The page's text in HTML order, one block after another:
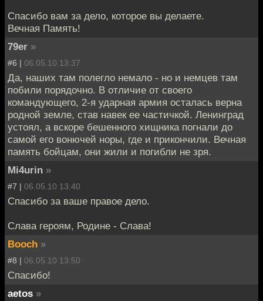
Спасибо вам за дело, которое вы делаете.
Вечная Память!
79er »
#6 | 06.05.10 13:37
Да, наших там полегло немало - но и немцев там
побили порядочно. В отличие от своего
командующего, 2-я ударная армия осталась верна
родной земле, став навек ее частичкой. Ленинград
устоял, а вскоре бешенного хищника погнали до
самой его вонючей норы, где и прикончили. Вечная
память бойцам, они жили и погибли не зря.
Mi4urin »
#7 | 06.05.10 13:40
Спасибо за ваше правое дело.
Слава героям, Родине - Слава!
Booch »
#8 | 06.05.10 13:50
Спасибо!
aetos »